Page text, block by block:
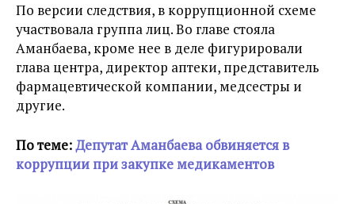
По версии следствия, в коррупционной схеме
участвовала группа лиц. Во главе стояла
Аманбаева, кроме нее в деле фигурировали
глава центра, директор аптеки, представитель
фармацевтической компании, медсестры и
другие.
По теме:Депутат Аманбаева обвиняется в
коррупции при закупке медикаментов